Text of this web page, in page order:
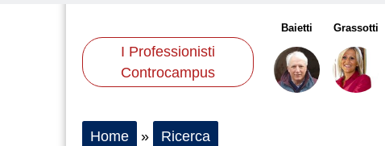
Consigli
Scienze
I Professionisti
Controcampus
Baietti Grassotti
Home » Ricerca